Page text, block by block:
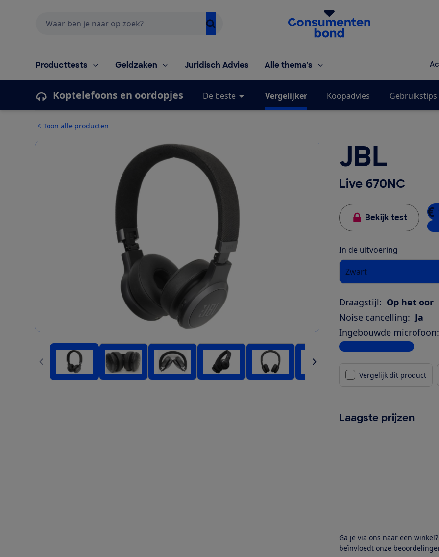
Homepage van de Consumentenbond
Producttests Geldzaken Juridisch Advies Alle thema's
Koptelefoons en oordopjes De beste Vergelijker Koopadvies Gebruikstips
Toon alle producten
JBL
Live 670NC
Bekijk test €
6
In de uitvoering
Zwart
Draagstijl: Op het oor
Noise cancelling: Ja
Ingebouwde microfoon:
Bekijk alle specificaties
Vergelijk dit product
Laagste prijzen
Ga je via ons naar een
beïnvloedt onze